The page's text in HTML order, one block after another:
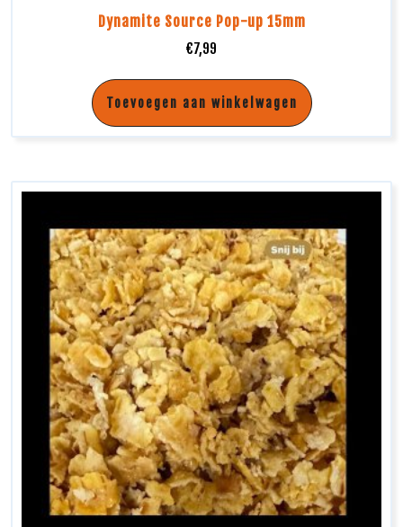
Dynamite Source Pop-up 15mm
€7,99
Toevoegen aan winkelwagen